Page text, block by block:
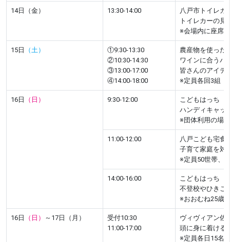
14日（金） 13:30-14:00
八戸市トイレカ
トイレカーの見
※会場内に座席
15日 （土）
①9:30-13:30
②10:30-14:30
③13:00-17:00
④14:00-18:00
農産物を使った
ワインに合うパ
皆さんのアイデ
※定員各回3組（
16日 （日） 9:30-12:00
こどもはっち
ハンディキャッ
※団体利用の場
11:00-12:00
八戸こども宅食
子育て家庭を対
※定員50世帯、
14:00-16:00
こどもはっち
不登校やひきこ
※おおむね25歳
16日 （日） ～17日（月）
受付10:30
11:00-17:00
ヴィヴィアン佐
頭に身に着ける
※定員各日15名